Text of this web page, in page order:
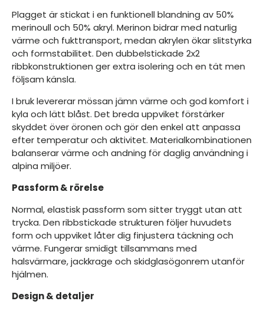
Plagget är stickat i en funktionell blandning av 50%
merinoull och 50% akryl. Merinon bidrar med naturlig
värme och fukttransport, medan akrylen ökar slitstyrka
och formstabilitet. Den dubbelstickade 2x2
ribbkonstruktionen ger extra isolering och en tät men
följsam känsla.
I bruk levererar mössan jämn värme och god komfort i
kyla och lätt blåst. Det breda uppviket förstärker
skyddet över öronen och gör den enkel att anpassa
efter temperatur och aktivitet. Materialkombinationen
balanserar värme och andning för daglig användning i
alpina miljöer.
Passform & rörelse
Normal, elastisk passform som sitter tryggt utan att
trycka. Den ribbstickade strukturen följer huvudets
form och uppviket låter dig finjustera täckning och
värme. Fungerar smidigt tillsammans med
halsvärmare, jackkrage och skidglasögonrem utanför
hjälmen.
Design & detaljer